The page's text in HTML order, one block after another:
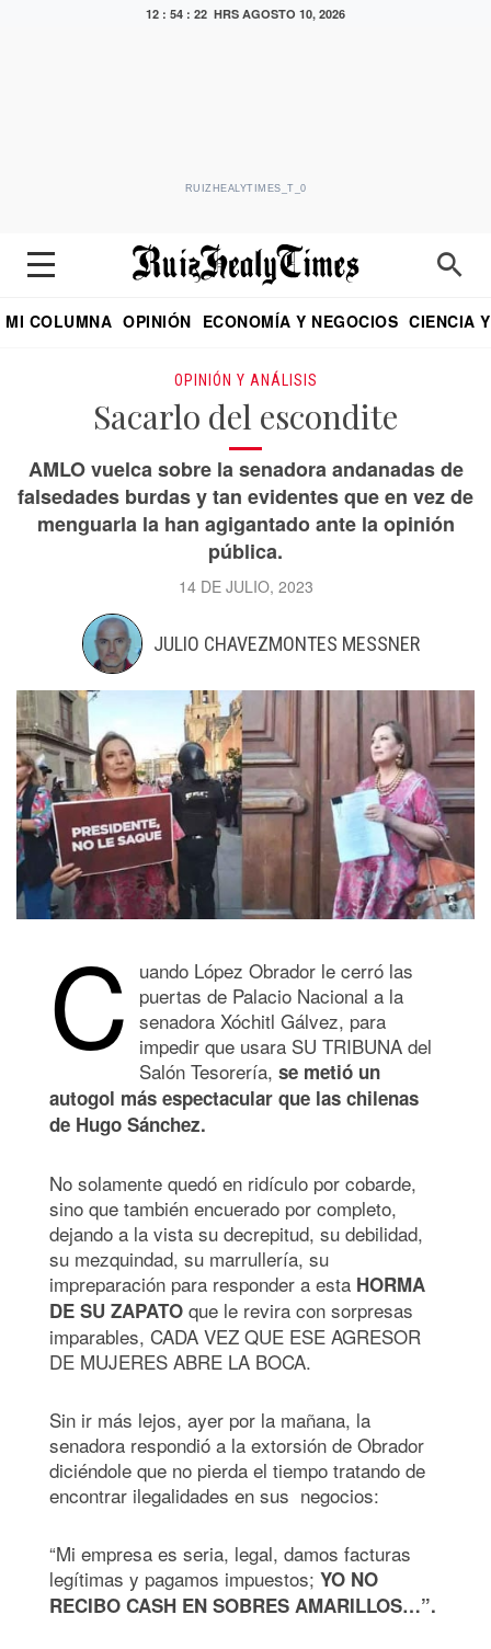
12 : 54 : 23 HRS AGOSTO 10, 2026
RUIZHEALYTIMES_T_0
MI COLUMNA OPINIÓN ECONOMÍA Y NEGOCIOS CIENCIA
OPINIÓN Y ANÁLISIS
Sacarlo del escondite
AMLO vuelca sobre la senadora andanadas de
falsedades burdas y tan evidentes que en vez de
menguarla la han agigantado ante la opinión
pública.
14 DE JULIO, 2023
JULIO CHAVEZMONTES MESSNER
C uando López Obrador le cerró las
puertas de Palacio Nacional a la
senadora Xóchitl Gálvez, para
impedir que usara SU TRIBUNA del
Salón Tesorería, se metió un
autogol más espectacular que las chilenas
de Hugo Sánchez.
No solamente quedó en ridículo por cobarde,
sino que también encuerado por completo,
dejando a la vista su decrepitud, su debilidad,
su mezquindad, su marrullería, su
impreparación para responder a esta HORMA
DE SU ZAPATO que le revira con sorpresas
imparables, CADA VEZ QUE ESE AGRESOR
DE MUJERES ABRE LA BOCA.
Sin ir más lejos, ayer por la mañana, la
senadora respondió a la extorsión de Obrador
diciéndole que no pierda el tiempo tratando de
encontrar ilegalidades en sus negocios:
“Mi empresa es seria, legal, damos facturas
legítimas y pagamos impuestos; YO NO
RECIBO CASH EN SOBRES AMARILLOS…”.